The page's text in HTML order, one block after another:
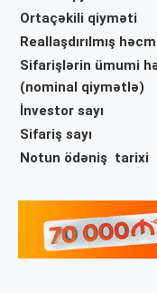
Ortaçəkili qiyməti
Reallaşdırılmış
Sifarişlərin ümumi
(nominal qiymətlə)
İnvestor sayı
Sifariş sayı
Notun ödəniş tarixi